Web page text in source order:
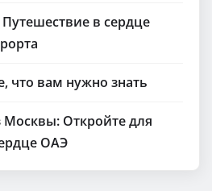
в сердце
что вам нужно знать
Откройте для
ОАЭ